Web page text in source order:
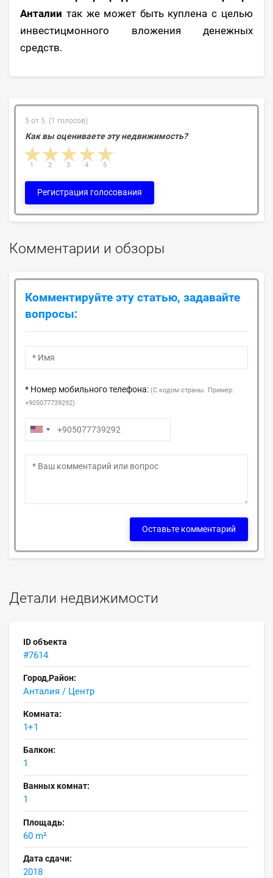
Детали недвижимости
ID объекта
#7614
Город,Район:
Анталия / Центр
Комната:
1+1
Балкон:
1
Ванных комнат:
1
Площадь:
60 m²
Дата сдачи:
2018
Анталии так же может быть куплена с целью
инвестицмонного вложения денежных
средств.
5 от 5 (1 голосов)
Как вы оцениваете эту недвижимость?
4 stars
3 stars
2 stars
1 star 5
4
3
2
1
Регистрация голосования
Комментарии и обзоры
Комментируйте эту статью, задавайте
вопросы:
* Номер мобильного телефона: (С кодом страны. Пример:
+905077739292)
Оставьте комментарий